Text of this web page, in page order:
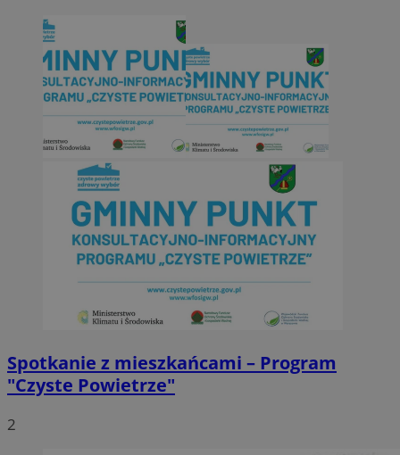
Spotkanie z mieszkańcami – Program
"Czyste Powietrze"
2